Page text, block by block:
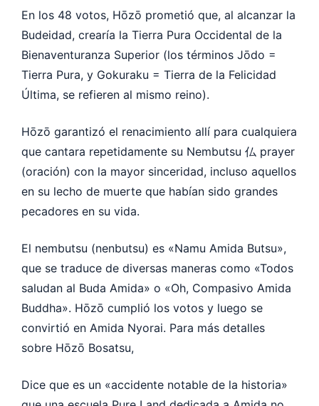
En los 48 votos, Hōzō prometió que, al alcanzar la
Budeidad, crearía la Tierra Pura Occidental de la
Bienaventuranza Superior (los términos Jōdo =
Tierra Pura, y Gokuraku = Tierra de la Felicidad
Última, se refieren al mismo reino).
Hōzō garantizó el renacimiento allí para cualquiera
que cantara repetidamente su Nembutsu 仏 prayer
(oración) con la mayor sinceridad, incluso aquellos
en su lecho de muerte que habían sido grandes
pecadores en su vida.
El nembutsu (nenbutsu) es «Namu Amida Butsu»,
que se traduce de diversas maneras como «Todos
saludan al Buda Amida» o «Oh, Compasivo Amida
Buddha». Hōzō cumplió los votos y luego se
convirtió en Amida Nyorai. Para más detalles
sobre Hōzō Bosatsu,
Dice que es un «accidente notable de la historia»